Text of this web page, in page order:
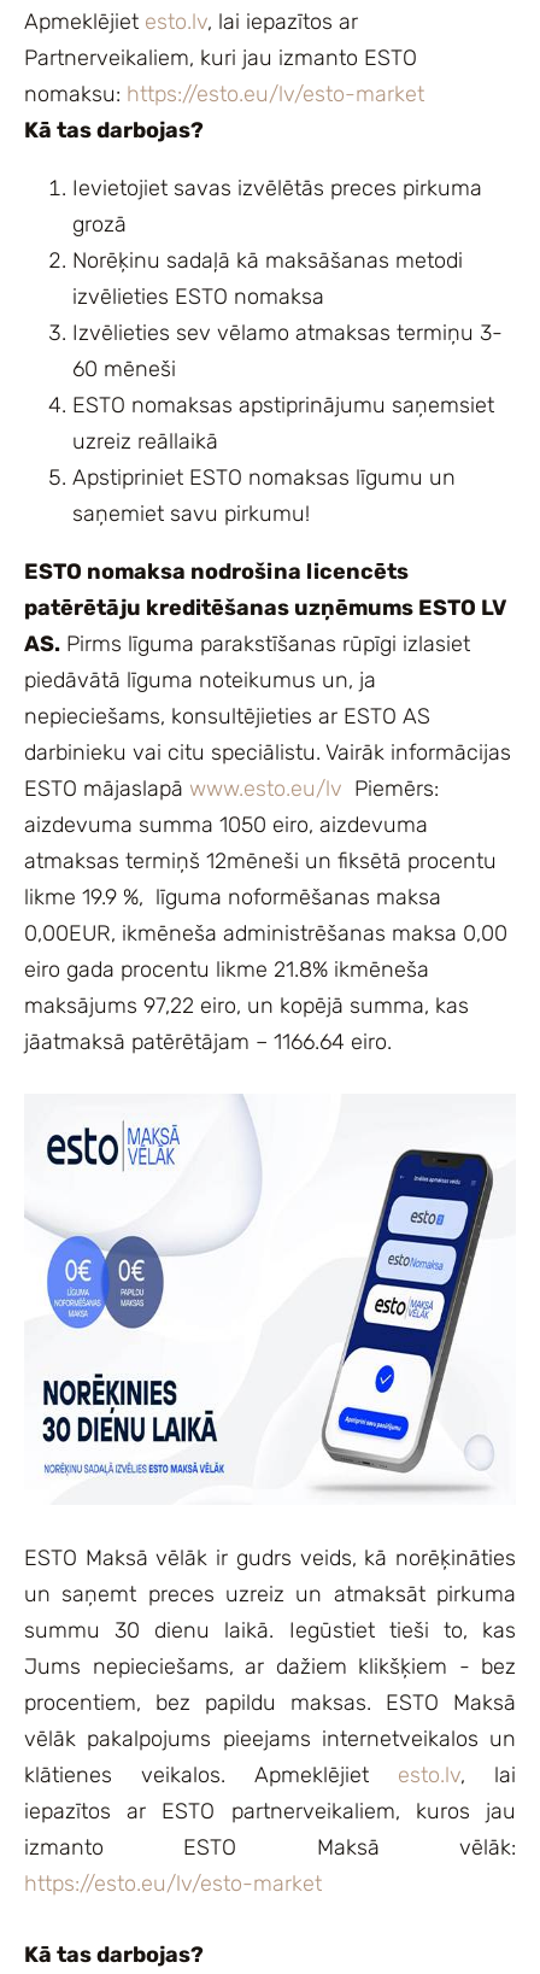
Apmeklējiet esto.lv, lai iepazītos ar
Partnerveikaliem, kuri jau izmanto ESTO
nomaksu: https://esto.eu/lv/esto-market
Kā tas darbojas?
Ievietojiet savas izvēlētās preces pirkuma
grozā
Norēķinu sadaļā kā maksāšanas metodi
izvēlieties ESTO nomaksa
Izvēlieties sev vēlamo atmaksas termiņu 3-
60 mēneši
ESTO nomaksas apstiprinājumu saņemsiet
uzreiz reāllaikā
Apstipriniet ESTO nomaksas līgumu un
saņemiet savu pirkumu!
ESTO nomaksa nodrošina licencēts
patērētāju kreditēšanas uzņēmums ESTO LV
AS. Pirms līguma parakstīšanas rūpīgi izlasiet
piedāvātā līguma noteikumus un, ja
nepieciešams, konsultējieties ar ESTO AS
darbinieku vai citu speciālistu. Vairāk informācijas
ESTO mājaslapā www.esto.eu/lv Piemērs:
aizdevuma summa 1050 eiro, aizdevuma
atmaksas termiņš 12mēneši un fiksētā procentu
likme 19.9 %, līguma noformēšanas maksa
0,00EUR, ikmēneša administrēšanas maksa 0,00
eiro gada procentu likme 21.8% ikmēneša
maksājums 97,22 eiro, un kopējā summa, kas
jāatmaksā patērētājam – 1166.64 eiro.
ESTO Maksā vēlāk ir gudrs veids, kā norēķināties
un saņemt preces uzreiz un atmaksāt pirkuma
summu 30 dienu laikā. Iegūstiet tieši to, kas
Jums nepieciešams, ar dažiem klikšķiem - bez
procentiem, bez papildu maksas. ESTO Maksā
vēlāk pakalpojums pieejams internetveikalos un
klātienes veikalos. Apmeklējiet esto.lv, lai
iepazītos ar ESTO partnerveikaliem, kuros jau
izmanto ESTO Maksā vēlāk:
https://esto.eu/lv/esto-market
Kā tas darbojas?